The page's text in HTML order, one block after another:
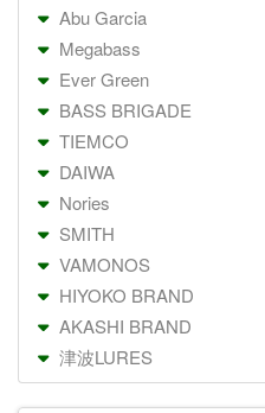
Abu Garcia
Megabass
Ever Green
BASS BRIGADE
TIEMCO
DAIWA
Nories
SMITH
VAMONOS
HIYOKO BRAND
AKASHI BRAND
津波LURES